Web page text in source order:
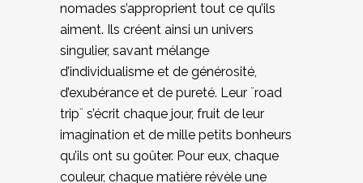
nomades s’approprient tout ce qu’ils
aiment. Ils créent ainsi un univers
singulier, savant mélange
d’individualisme et de générosité,
d’exubérance et de pureté. Leur ¨road
trip¨ s’écrit chaque jour, fruit de leur
imagination et de mille petits bonheurs
qu’ils ont su goûter. Pour eux, chaque
couleur, chaque matière révèle une